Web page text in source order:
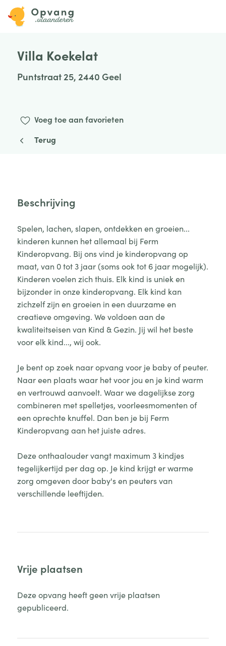
Villa Koekelat
Puntstraat 25, 2440 Geel
Voeg toe aan favorieten
Terug
Beschrijving
Spelen, lachen, slapen, ontdekken en groeien...
kinderen kunnen het allemaal bij Ferm
Kinderopvang. Bij ons vind je kinderopvang op
maat, van 0 tot 3 jaar (soms ook tot 6 jaar mogelijk).
Kinderen voelen zich thuis. Elk kind is uniek en
bijzonder in onze kinderopvang. Elk kind kan
zichzelf zijn en groeien in een duurzame en
creatieve omgeving. We voldoen aan de
kwaliteitseisen van Kind & Gezin. Jij wil het beste
voor elk kind..., wij ook.
Je bent op zoek naar opvang voor je baby of peuter.
Naar een plaats waar het voor jou en je kind warm
en vertrouwd aanvoelt. Waar we dagelijkse zorg
combineren met spelletjes, voorleesmomenten of
een oprechte knuffel. Dan ben je bij Ferm
Kinderopvang aan het juiste adres.
Deze onthaalouder vangt maximum 3 kindjes
tegelijkertijd per dag op. Je kind krijgt er warme
zorg omgeven door baby's en peuters van
verschillende leeftijden.
Vrije plaatsen
Deze opvang heeft geen vrije plaatsen
gepubliceerd.